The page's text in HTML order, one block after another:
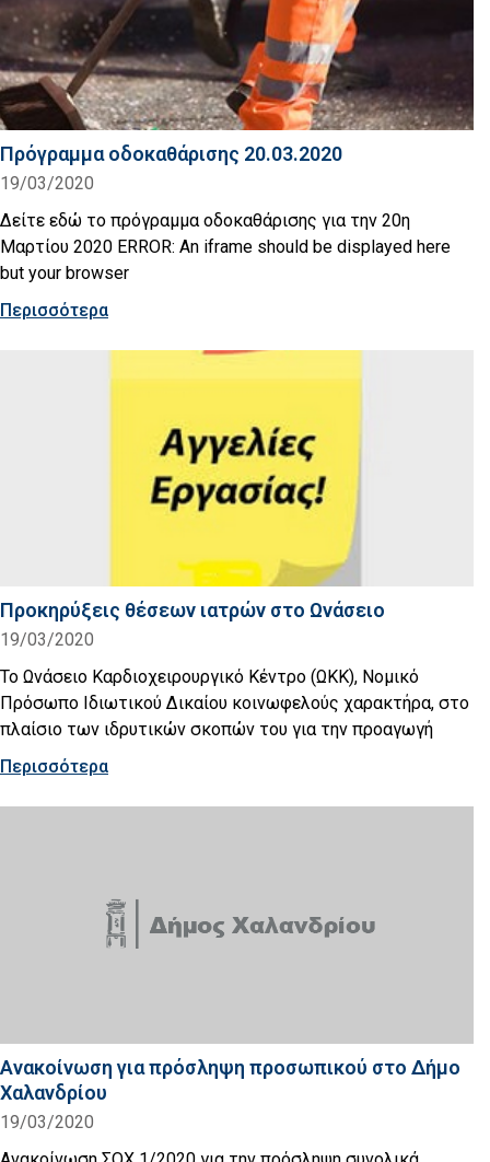
Πρόγραμμα οδοκαθάρισης 20.03.2020
19/03/2020
Δείτε εδώ το πρόγραμμα οδοκαθάρισης για την 20η
Μαρτίου 2020 ERROR: An iframe should be displayed here
but your browser
Περισσότερα
Προκηρύξεις θέσεων ιατρών στο Ωνάσειο
19/03/2020
Το Ωνάσειο Καρδιοχειρουργικό Κέντρο (ΩΚΚ), Νομικό
Πρόσωπο Ιδιωτικού Δικαίου κοινωφελούς χαρακτήρα, στο
πλαίσιο των ιδρυτικών σκοπών του για την προαγωγή
Περισσότερα
Ανακοίνωση για πρόσληψη προσωπικού στο Δήμο
Χαλανδρίου
19/03/2020